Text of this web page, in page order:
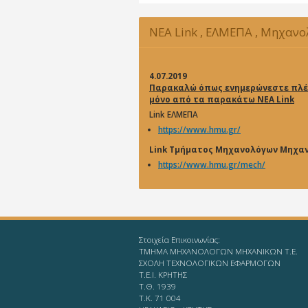
NEA Link , ΕΛΜΕΠΑ ,
4.07.2019
Παρακαλώ όπως ενημερώνεστε
μόνο από τα παρακάτω NEA Link
Link ΕΛΜΕΠΑ
https://www.hmu.gr/
Link Τμήματος Μηχανολόγων
https://www.hmu.gr/mech/
Στοιχεία Επικοινωνίας:
ΤΜΗΜΑ ΜΗΧΑΝΟΛΟΓΩΝ ΜΗΧΑΝΙΚΩΝ Τ.Ε.
ΣΧΟΛΗ ΤΕΧΝΟΛΟΓΙΚΩΝ ΕΦΑΡΜΟΓΩΝ
T.E.I. KΡΗΤΗΣ
Τ.Θ. 1939
Τ.Κ. 71 004